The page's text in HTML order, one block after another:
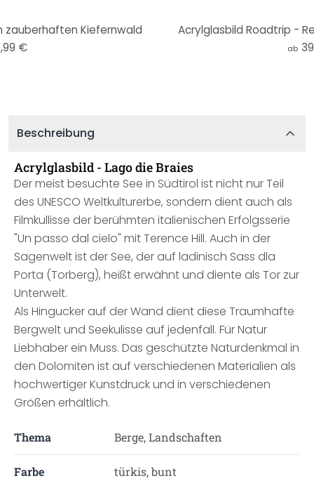
zauberhaften Kiefernwald
€
Acrylglasbild Roadtrip -
ab
Beschreibung
Acrylglasbild - Lago die Braies
Der meist besuchte See in Südtirol ist nicht nur Teil
des UNESCO Weltkulturerbe, sondern dient auch als
Filmkullisse der berühmten italienischen Erfolgsserie
"Un passo dal cielo" mit Terence Hill. Auch in der
Sagenwelt ist der See, der auf ladinisch Sass dla
Porta (Torberg), heißt erwähnt und diente als Tor zur
Unterwelt.
Als Hingucker auf der Wand dient diese Traumhafte
Bergwelt und Seekulisse auf jedenfall. Für Natur
Liebhaber ein Muss. Das geschützte Naturdenkmal in
den Dolomiten ist auf verschiedenen Materialien als
hochwertiger Kunstdruck und in verschiedenen
Größen erhältlich.
Thema Berge, Landschaften
Farbe türkis, bunt